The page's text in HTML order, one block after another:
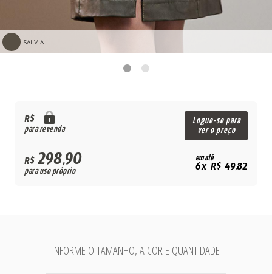
SALVIA
R$
para revenda
Logue-se para
ver o preço
R$298,90
para uso próprio
em até
6x R$ 49,82
INFORME O TAMANHO, A COR E QUANTIDADE